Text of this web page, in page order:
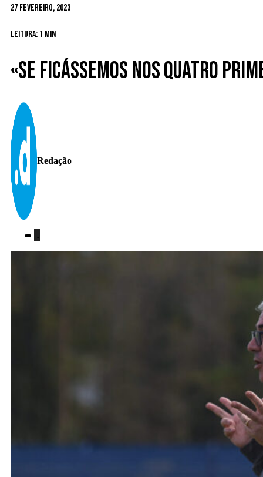
27 Fevereiro, 2023
Leitura: 1 min
«Se ficássemos nos quatro
Redação